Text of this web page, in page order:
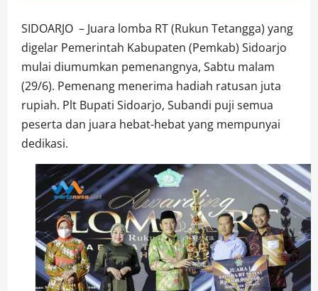
SIDOARJO – Juara lomba RT (Rukun Tetangga) yang
digelar Pemerintah Kabupaten (Pemkab) Sidoarjo
mulai diumumkan pemenangnya, Sabtu malam
(29/6). Pemenang menerima hadiah ratusan juta
rupiah. Plt Bupati Sidoarjo, Subandi puji semua
peserta dan juara hebat-hebat yang mempunyai
dedikasi.